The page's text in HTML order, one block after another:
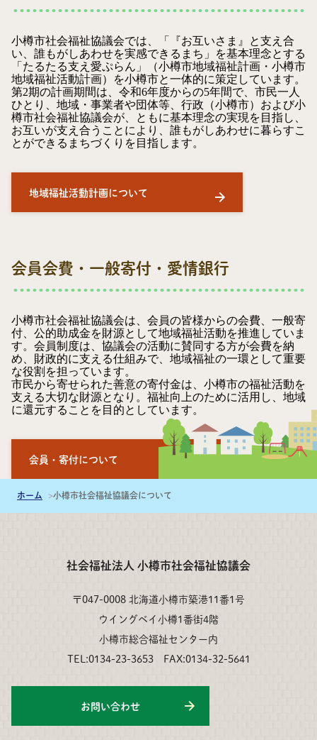
小樽市社会福祉協議会では、「『お互いさま』と支え合
い、誰もがしあわせを実感できるまち」を基本理念とする
「たるたる支え愛ぷらん」（小樽市地域福祉計画・小樽市
地域福祉活動計画）を小樽市と一体的に策定しています。
第2期の計画期間は、令和6年度からの5年間で、市民一人
ひとり、地域・事業者や団体等、行政（小樽市）および小
樽市社会福祉協議会が、ともに基本理念の実現を目指し、
お互いが支え合うことにより、誰もがしあわせに暮らすこ
とができるまちづくりを目指します。
地域福祉活動計画について
会員会費・一般寄付・愛情銀行
小樽市社会福祉協議会は、会員の皆様からの会費、一般寄
付、公的助成金を財源として地域福祉活動を推進していま
す。会員制度は、協議会の活動に賛同する方が会費を納
め、財政的に支える仕組みで、地域福祉の一環として重要
な役割を担っています。
市民から寄せられた善意の寄付金は、小樽市の福祉活動を
支える大切な財源となり。福祉向上のために活用し、地域
に還元することを目的としています。
会員・寄付について
ホーム 小樽市社会福祉協議会について
社会福祉法人 小樽市社会福祉協議会
〒047-0008 北海道小樽市築港11番1号
ウイングベイ小樽1番街4階
小樽市総合福祉センター内
TEL:0134-23-3653 FAX:0134-32-5641
お問い合わせ